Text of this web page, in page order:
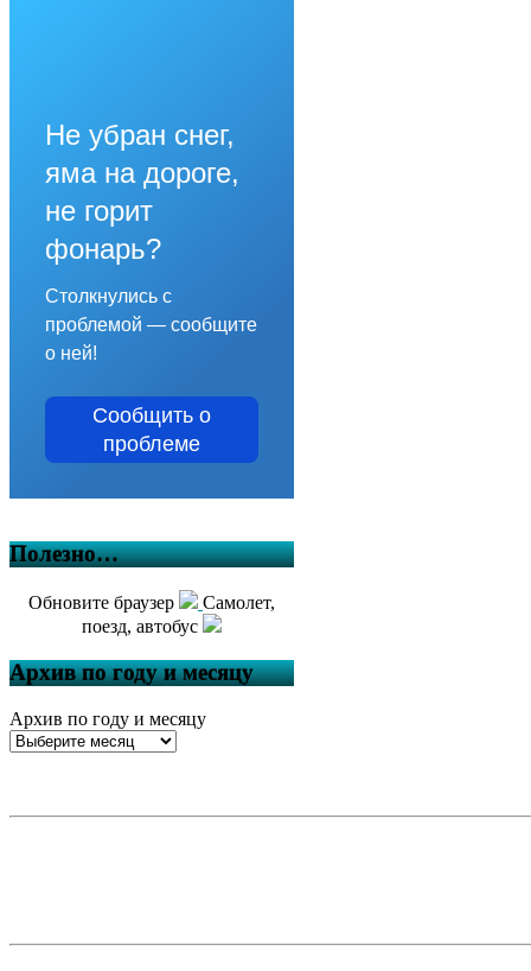
Не убран снег,
яма на дороге,
не горит
фонарь?
Столкнулись с
проблемой — сообщите
о ней!
Сообщить о
проблеме
Полезно…
Обновите браузер
Самолет,
поезд, автобус
Архив по году и месяцу
Архив по году и месяцу